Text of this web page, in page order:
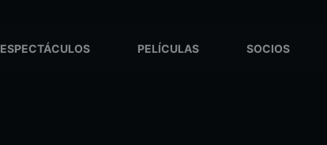
ESPECTÁCULOS PELÍCULAS SOCIOS